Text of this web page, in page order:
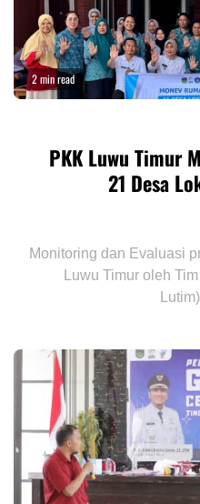
2 min read
PKK Luwu Timur
21 Desa
Monitoring dan Evaluasi
Luwu Timur oleh